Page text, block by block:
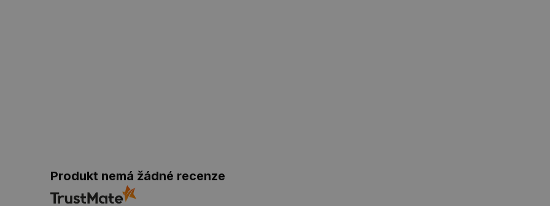
Produkt nemá žádné recenze